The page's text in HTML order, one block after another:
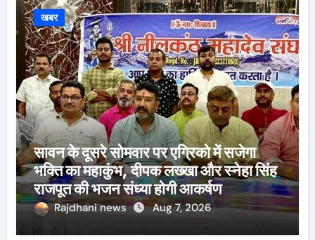
खबर
सावन के दूसरे सोमवार पर एग्रिको में सजेगा
भक्ति का महाकुंभ, दीपक लख्खा और स्नेहा सिंह
राजपूत की भजन संध्या होगी आकर्षण
Rajdhani news Aug 7, 2026